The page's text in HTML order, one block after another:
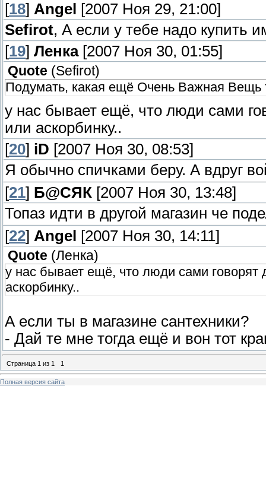
[18] Angel
[2007 Ноя 29, 21:00]
Sefirot, А если у тебе надо купить
[19] Ленка[2007 Ноя 30, 01:55]
Quote (Sefirot)
Подумать, какая ещё Очень Важная Вещь
у нас бывает ещё, что люди сами
или аскорбинку..
[20] iD [2007 Ноя 30, 08:53]
Я обычно спичками беру. А вдруг
[21] Б@СЯК [2007 Ноя 30, 13:48]
Топаз идти в другой магазин че
[22] Angel [2007 Ноя 30, 14:11]
Quote (Ленка)
у нас бывает ещё, что люди сами говорят
аскорбинку..
А если ты в магазине сантехники?
- Дай те мне тогда ещё и вон тот
Страница 1 из 1 1
Полная версия сайта